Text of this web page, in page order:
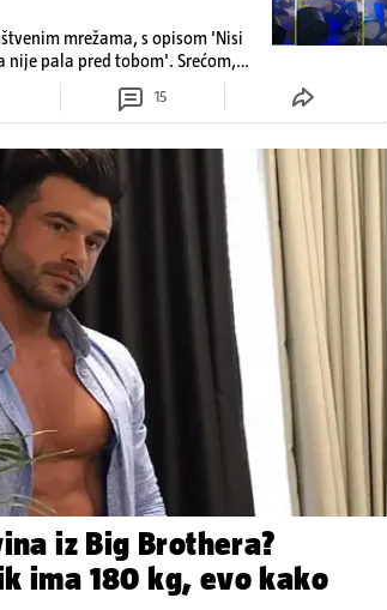
mrežama, s opisom 'Nisi
nije pala pred tobom'. Srećom,
nastavila pjevati
15
iz Big Brothera?
ima 180 kg, evo kako